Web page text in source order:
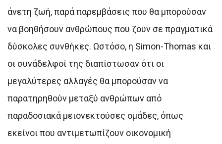
άνετη ζωή, παρά παρεμβάσεις που θα μπορούσαν
να βοηθήσουν ανθρώπους που ζουν σε πραγματικά
δύσκολες συνθήκες. Ωστόσο, η Simon-Thomas και
οι συνάδελφοί της διαπίστωσαν ότι οι
μεγαλύτερες αλλαγές θα μπορούσαν να
παρατηρηθούν μεταξύ ανθρώπων από
παραδοσιακά μειονεκτούσες ομάδες, όπως
εκείνοι που αντιμετωπίζουν οικονομική